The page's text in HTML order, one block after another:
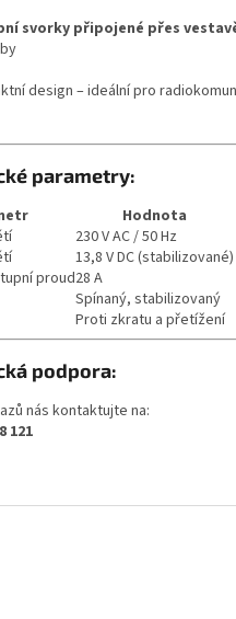
svorky připojené přes
design – ideální pro
parametry:
Hodnota
230 V AC / 50 Hz
13,8 V DC (stabilizované)
proud28 A
Spínaný, stabilizovaný
Proti zkratu a přetížení
podpora:
nás kontaktujte na:
121